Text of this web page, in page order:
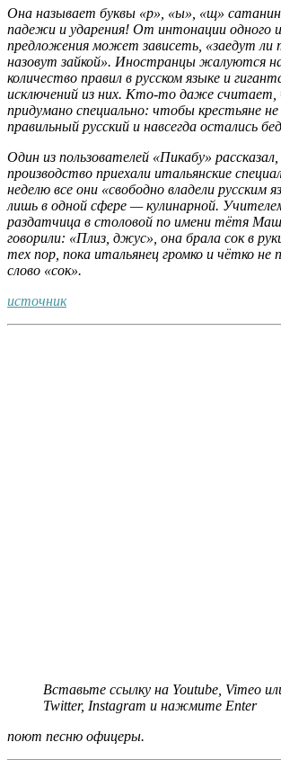
Она называет буквы «р», «ы», «щ»
падежи и ударения! От интонации одного
предложения может зависеть, «заедут ли
назовут зайкой». Иностранцы жалуются
количество правил в русском языке и
исключений из них. Кто-то даже
придумано специально: чтобы крестьяне
правильный русский и навсегда остались
Один из пользователей «Пикабу»
производство приехали итальянские
неделю все они «свободно владели русским
лишь в одной сфере — кулинарной.
раздатчица в столовой по имени тётя
говорили: «Плиз, джус», она брала сок в
тех пор, пока итальянец громко и чётко не
слово «сок».
источник
Вставьте ссылку на Youtube, Vimeo
Twitter, Instagram и нажмите Enter
поют песню офицеры.